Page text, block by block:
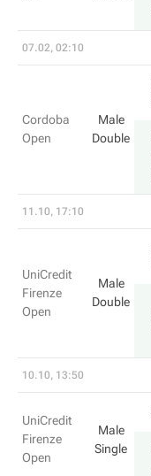
07.02, 02:10
Cordoba
Open
Male
Double
11.10, 17:10
UniCredit
Firenze
Open
Male
Double
10.10, 13:50
UniCredit
Firenze
Open
Male
Single